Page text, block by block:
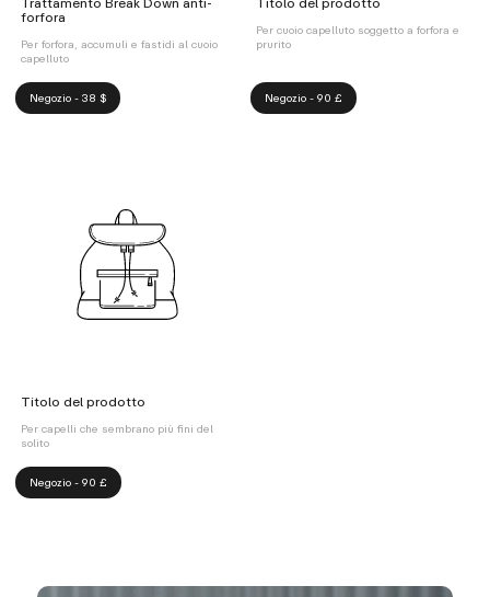
forfora
Per forfora, accumuli e fastidi al cuoio
capelluto
Negozio - 38 $
Per cuoio capelluto soggetto a forfora e
prurito
Negozio - 90 £
Titolo del prodotto
Per capelli che sembrano più fini del
solito
Negozio - 90 £